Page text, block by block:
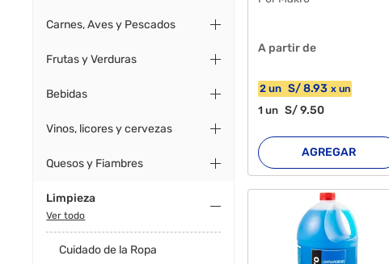
Carnes, Aves y Pescados
Frutas y Verduras
Bebidas
Vinos, licores y cervezas
Quesos y Fiambres
Limpieza
Ver todo
Cuidado de la Ropa
A partir de
2 un S/8.93 xun
1un S/9.50
AGREGAR